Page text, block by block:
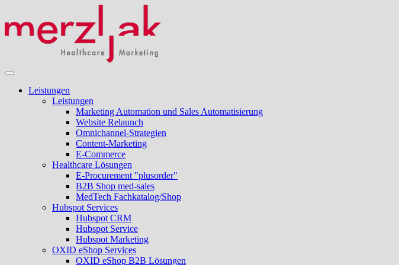
Leistungen
Leistungen
Marketing Automation und Sales Automatisierung
Website Relaunch
Omnichannel-Strategien
Content-Marketing
E-Commerce
Healthcare Lösungen
E-Procurement "plusorder"
B2B Shop med-sales
MedTech Fachkatalog/Shop
Hubspot Services
Hubspot CRM
Hubspot Service
Hubspot Marketing
OXID eShop Services
OXID eShop B2B Lösungen